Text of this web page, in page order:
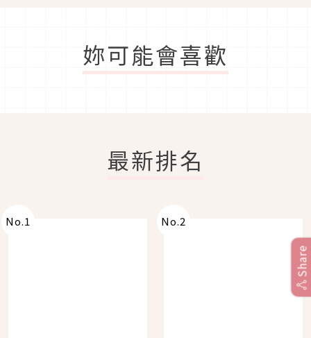
妳可能會喜歡
最新排名
No.1 No.2
Share